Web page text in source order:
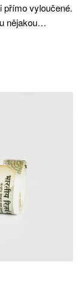
přímo vyloučené.
nějakou…